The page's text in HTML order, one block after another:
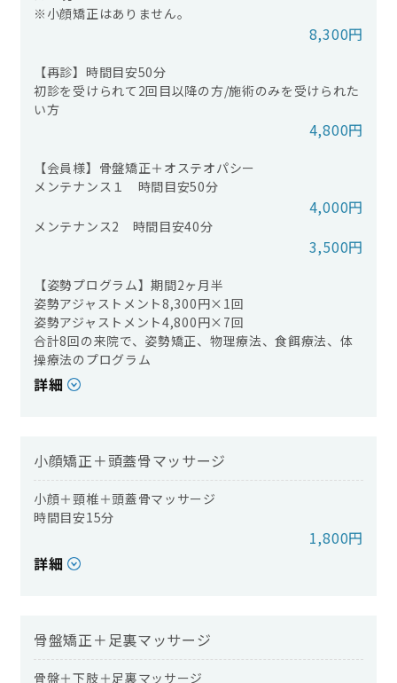
※小顔矯正はありません。
8,300円
【再診】時間目安50分
初診を受けられて2回目以降の方/施術のみを受けられた
い方
4,800円
【会員様】骨盤矯正＋オステオパシー
メンテナンス１ 時間目安50分
4,000円
メンテナンス2 時間目安40分
3,500円
【姿勢プログラム】期間2ヶ月半
姿勢アジャストメント8,300円×1回
姿勢アジャストメント4,800円×7回
合計8回の来院で、姿勢矯正、物理療法、食餌療法、体
操療法のプログラム
詳細
小顔矯正＋頭蓋骨マッサージ
小顔＋頸椎＋頭蓋骨マッサージ
時間目安15分
1,800円
詳細
骨盤矯正＋足裏マッサージ
骨盤＋下肢＋足裏マッサージ